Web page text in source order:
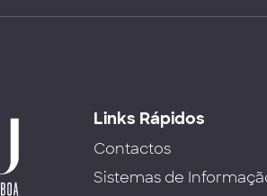
Links Rápidos
Contactos
Sistemas de